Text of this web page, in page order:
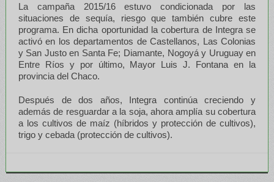
La campaña 2015/16 estuvo condicionada por las
situaciones de sequía, riesgo que también cubre este
programa. En dicha oportunidad la cobertura de Integra se
activó en los departamentos de Castellanos, Las Colonias
y San Justo en Santa Fe; Diamante, Nogoyá y Uruguay en
Entre Ríos y por último, Mayor Luis J. Fontana en la
provincia del Chaco.
Después de dos años, Integra continúa creciendo y
además de resguardar a la soja, ahora amplía su cobertura
a los cultivos de maíz (híbridos y protección de cultivos),
trigo y cebada (protección de cultivos).